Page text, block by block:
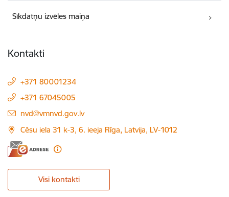
Sīkdatņu izvēles maiņa
Kontakti
+371 80001234
+371 67045005
E-pasts:
nvd@vmnvd.gov.lv
Cēsu iela 31 k-3, 6. ieeja Rīga, Latvija, LV-1012
Visi kontakti